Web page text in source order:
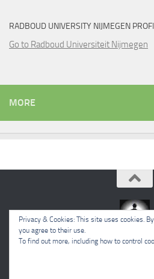
RADBOUD UNIVERSITY NIJMEGEN
Go to Radboud Universiteit Nijmegen
MORE
Privacy & Cookies: This site uses cookies.
you agree to their use.
To find out more, including how to control